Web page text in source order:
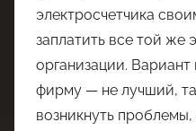
электросчетчика
заплатить все той же
организации.
фирму — не лучший,
возникнуть